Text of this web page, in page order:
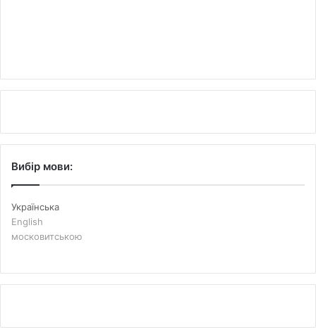
Вибір мови:
Українська
English
московитською